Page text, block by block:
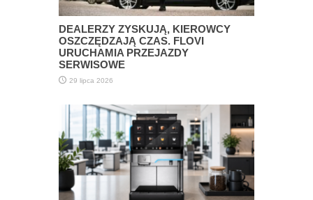
DEALERZY ZYSKUJĄ, KIEROWCY
OSZCZĘDZAJĄ CZAS. FLOVI
URUCHAMIA PRZEJAZDY
SERWISOWE
29 lipca 2026